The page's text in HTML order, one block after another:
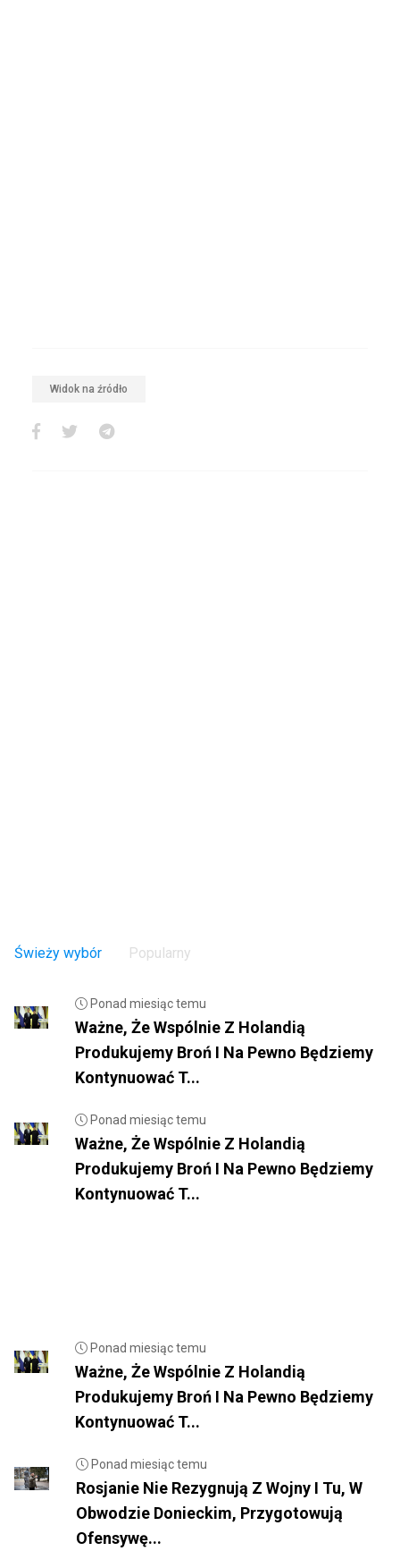
Widok na źródło
Świeży wybór Popularny
Ponad miesiąc temu
Ważne, Że Wspólnie Z Holandią
Produkujemy Broń I Na Pewno Będziemy
Kontynuować T...
Ponad miesiąc temu
Ważne, Że Wspólnie Z Holandią
Produkujemy Broń I Na Pewno Będziemy
Kontynuować T...
Ponad miesiąc temu
Ważne, Że Wspólnie Z Holandią
Produkujemy Broń I Na Pewno Będziemy
Kontynuować T...
Ponad miesiąc temu
Rosjanie Nie Rezygnują Z Wojny I Tu, W
Obwodzie Donieckim, Przygotowują
Ofensywę...